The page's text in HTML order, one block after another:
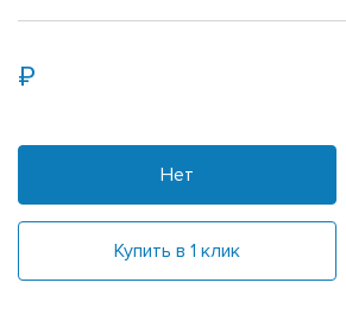
Нет
Купить в 1 клик